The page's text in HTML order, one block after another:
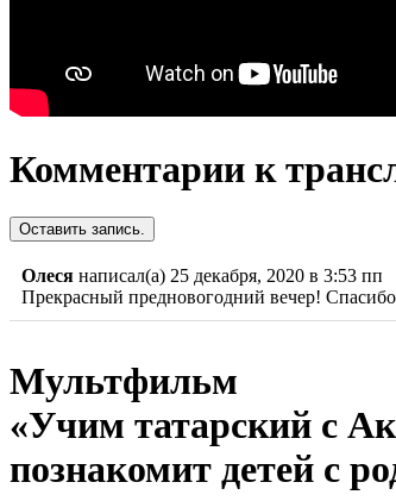
Комментарии к
Олеся написал(а) 25 декабря, 2020 в 3:53 пп
Прекрасный предновогодний вечер!
Мультфильм
«Учим татарский с
познакомит детей с